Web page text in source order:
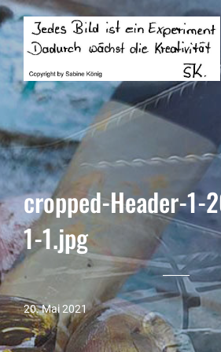
cropped-Header-
1-1.jpg
20. Mai 2021